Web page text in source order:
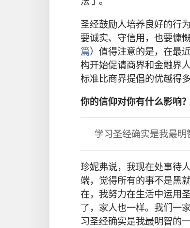
圣经鼓励人培养良好的行
要诚实、守信用，也要慷
篇）值得注意的是，在最
构开始促请商界和金融界
标准比商界提倡的优越得多
你的信仰对你有什么影响？
学习圣经确实是我最
珍妮弗说，我现在处事待
端，觉得所有的事不是黑
在，我努力在生活中运用
了，家人也一样。我们一
习圣经确实是我最明智的一